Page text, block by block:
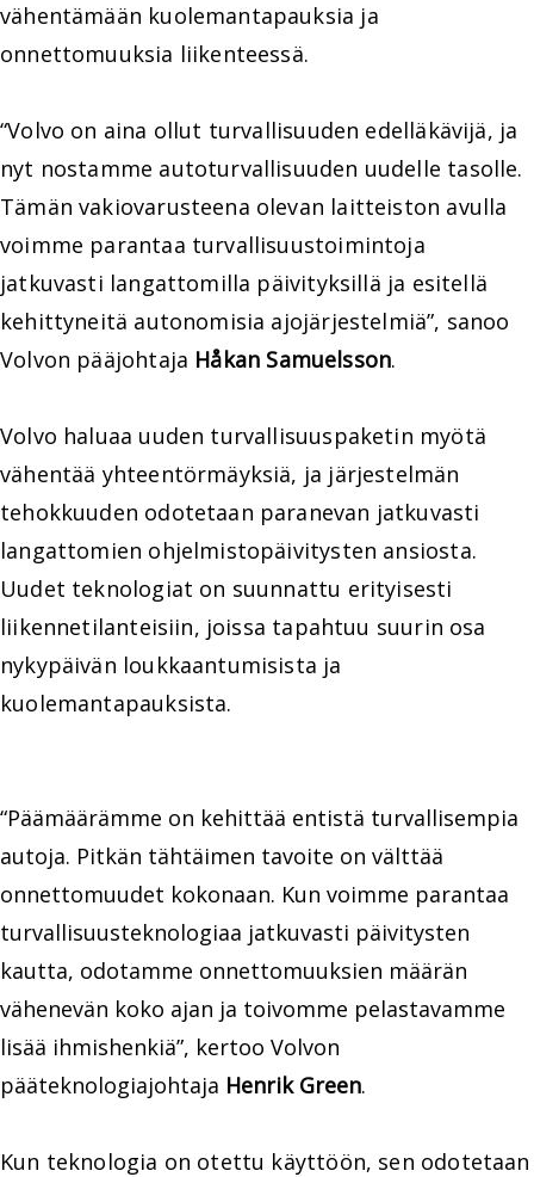
vähentämään kuolemantapauksia ja
onnettomuuksia liikenteessä.
“Volvo on aina ollut turvallisuuden edelläkävijä, ja
nyt nostamme autoturvallisuuden uudelle tasolle.
Tämän vakiovarusteena olevan laitteiston avulla
voimme parantaa turvallisuustoimintoja
jatkuvasti langattomilla päivityksillä ja esitellä
kehittyneitä autonomisia ajojärjestelmiä”, sanoo
Volvon pääjohtaja Håkan Samuelsson.
Volvo haluaa uuden turvallisuuspaketin myötä
vähentää yhteentörmäyksiä, ja järjestelmän
tehokkuuden odotetaan paranevan jatkuvasti
langattomien ohjelmistopäivitysten ansiosta.
Uudet teknologiat on suunnattu erityisesti
liikennetilanteisiin, joissa tapahtuu suurin osa
nykypäivän loukkaantumisista ja
kuolemantapauksista.
“Päämäärämme on kehittää entistä turvallisempia
autoja. Pitkän tähtäimen tavoite on välttää
onnettomuudet kokonaan. Kun voimme parantaa
turvallisuusteknologiaa jatkuvasti päivitysten
kautta, odotamme onnettomuuksien määrän
vähenevän koko ajan ja toivomme pelastavamme
lisää ihmishenkiä”, kertoo Volvon
pääteknologiajohtaja Henrik Green.
Kun teknologia on otettu käyttöön, sen odotetaan